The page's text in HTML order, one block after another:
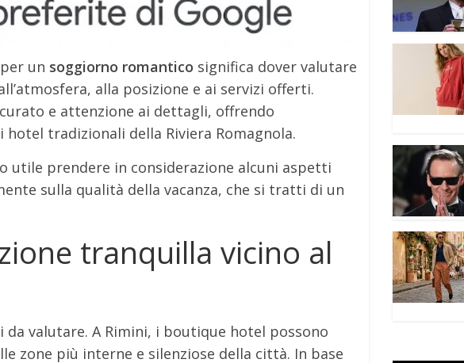
per un soggiorno romantico significa dover valutare
alla posizione e ai servizi offerti.
e attenzione ai dettagli, offrendo
tradizionali della Riviera Romagnola.
utile prendere in considerazione alcuni aspetti
sulla qualità della vacanza, che si tratti di un
tranquilla vicino al
valutare. A Rimini, i boutique hotel possono
zone più interne e silenziose della città. In base